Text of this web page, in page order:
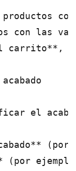
con las
carrito**,
el
(por